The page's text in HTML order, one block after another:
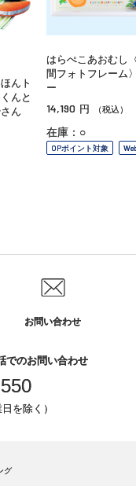
んト
んと
ん
はらぺこあおむし
間フォトフレーム
ー
14,190 円 （税込）
在庫：○
OPポイント対象
お問い合わせ
でのお問い合わせ
を除く）
グ